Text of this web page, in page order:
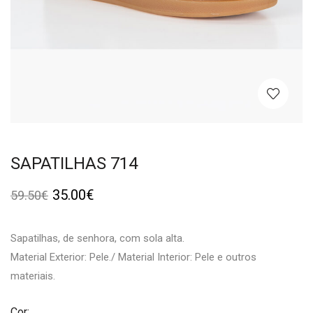
SAPATILHAS 714
59.50€ 35.00€
Sapatilhas, de senhora, com sola alta.
Material Exterior: Pele./ Material Interior: Pele e outros
materiais.